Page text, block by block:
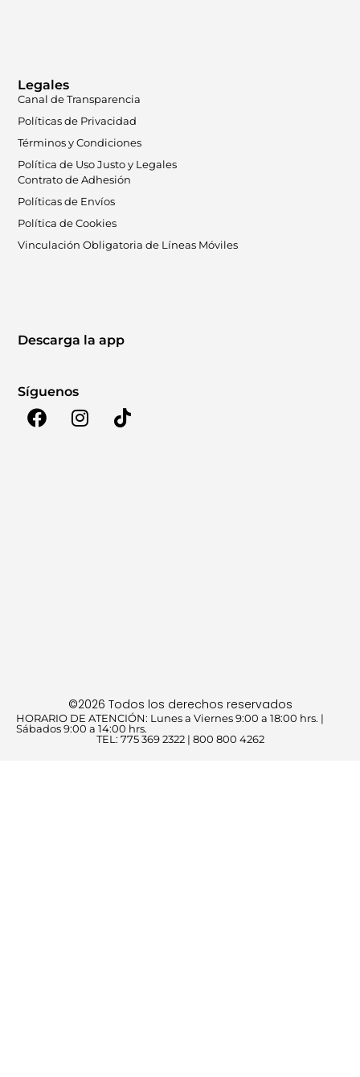
Legales
Canal de Transparencia
Políticas de Privacidad
Términos y Condiciones
Política de Uso Justo y Legales
Contrato de Adhesión
Políticas de Envíos
Política de Cookies
Vinculación Obligatoria de Líneas Móviles
Descarga la app
Síguenos
©2026 Todos los derechos reservados
HORARIO DE ATENCIÓN: Lunes a Viernes 9:00 a 18:00 hrs. |
Sábados 9:00 a 14:00 hrs.
TEL: 775 369 2322 | 800 800 4262